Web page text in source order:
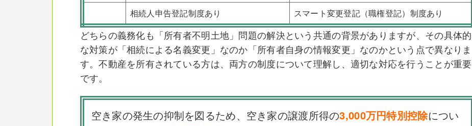
相続人申告登記制度あり スマート変更登記（職権登記）制度あり
どちらの義務化も「所有者不明土地」問題の解決という共通の背景がありますが、その具体的
な対策が「相続による名義変更」なのか「所有者自身の情報変更」なのかという点で異なりま
す。不動産を所有されている方は、両方の制度について理解し、適切な対応を行うことが重要
です。
空き家の発生の抑制を図るため、空き家の譲渡所得の3,000万円特別控除につい